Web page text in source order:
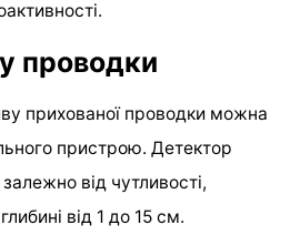
проводки
прихованої проводки можна
пристрою. Детектор
від чутливості,
від 1 до 15 см.